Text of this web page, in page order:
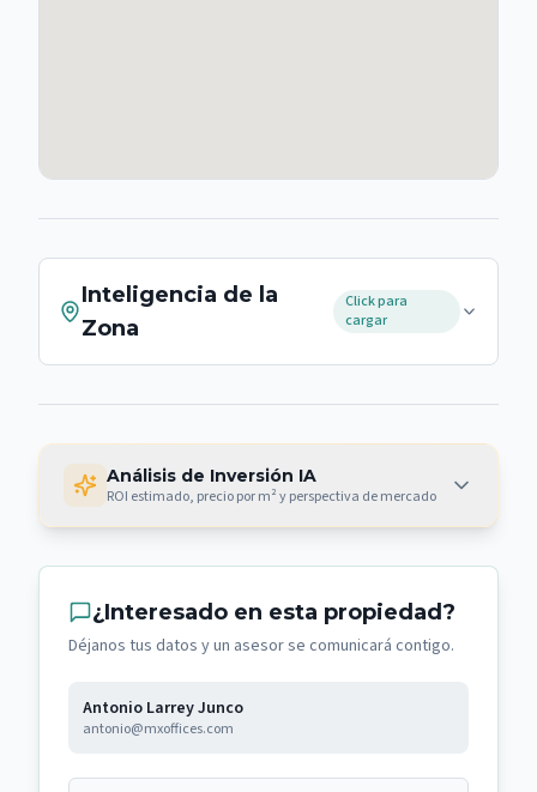
Inteligencia de la
Zona
Click para
cargar
Análisis de Inversión IA
ROI estimado, precio por m² y perspectiva de mercado
¿Interesado en esta propiedad?
Déjanos tus datos y un asesor se comunicará contigo.
Antonio Larrey Junco
antonio@mxoffices.com